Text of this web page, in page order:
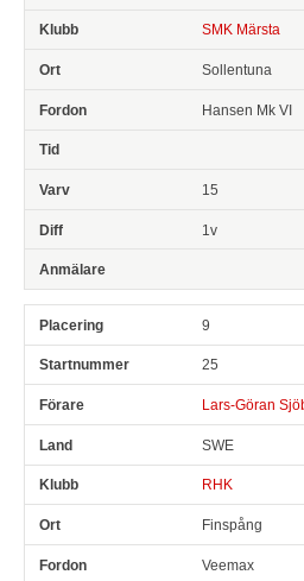
SMK Märsta
Sollentuna
Hansen Mk VI
15
1v
9
25
Lars-Göran
SWE
RHK
Finspång
Veemax